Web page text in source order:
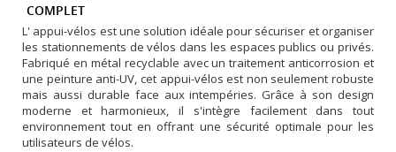
COMPLET
L' appui-vélos est une solution idéale pour sécuriser et organiser
les stationnements de vélos dans les espaces publics ou privés.
Fabriqué en métal recyclable avec un traitement anticorrosion et
une peinture anti-UV, cet appui-vélos est non seulement robuste
mais aussi durable face aux intempéries. Grâce à son design
moderne et harmonieux, il s'intègre facilement dans tout
environnement tout en offrant une sécurité optimale pour les
utilisateurs de vélos.